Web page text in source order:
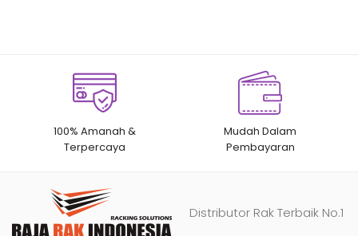
100% Amanah &
Terpercaya
Mudah Dalam
Pembayaran
Distributor Rak Terbaik No.1